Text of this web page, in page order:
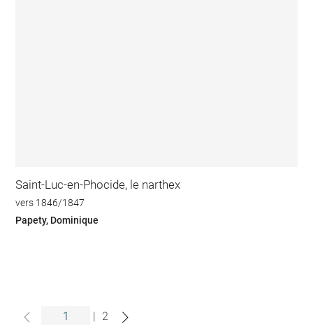
Saint-Luc-en-Phocide, le narthex
vers 1846/1847
Papety, Dominique
2